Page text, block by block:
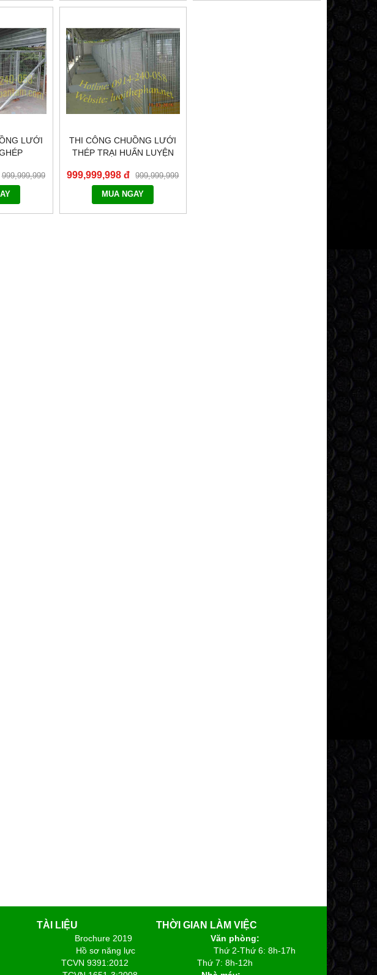
LƯỚI
999,999,999
THI CÔNG CHUỒNG LƯỚI
THÉP TRẠI HUẤN LUYỆN
999,999,998 đ
999,999,999
đ
MUA NGAY
TÀI LIỆU THỜI GIAN LÀM VIỆC
Brochure 2019 Văn phòng:
Hồ sơ năng lực
Thứ 2-Thứ 6: 8h-17h
TCVN 9391:2012
Thứ 7: 8h-12h